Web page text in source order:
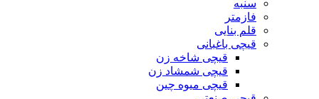
سنبه
فازمتر
قلم بنایی
قیچی باغبانی
قیچی شاخه زن
قیچی شمشاد زن
قیچی میوه چین